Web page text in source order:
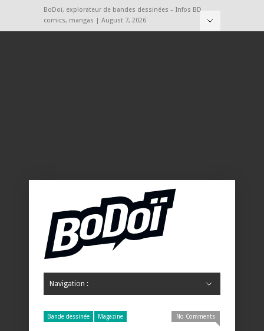
BoDoï, explorateur de bandes dessinées – Infos BD,
comics, mangas | August 7, 2026
Navigation :
Bande dessinée Magazine No Comments